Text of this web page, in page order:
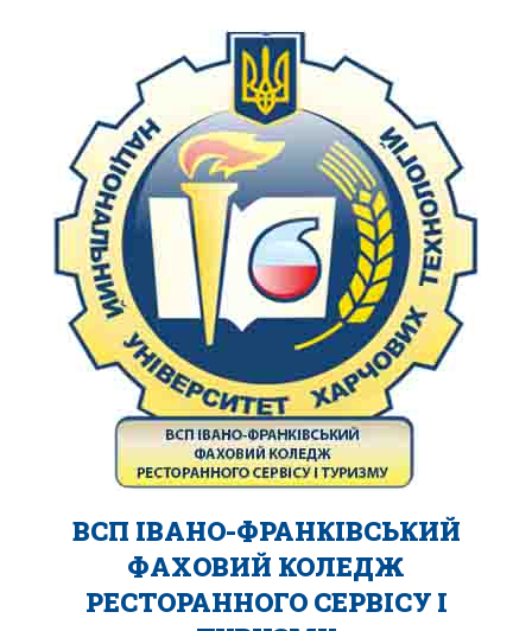
ВСП ІВАНО-ФРАНКІВСЬКИЙ
ФАХОВИЙ КОЛЕДЖ
РЕСТОРАННОГО СЕРВІСУ І